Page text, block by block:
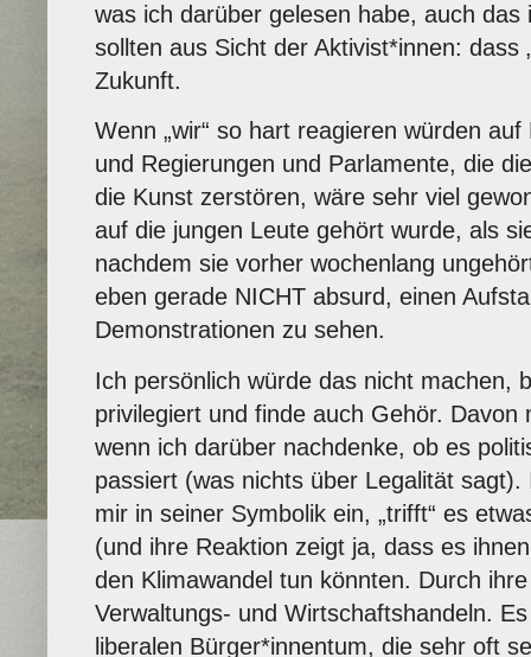
was ich darüber gelesen habe, auch
sollten aus Sicht der Aktivist*innen: dass
Zukunft.
Wenn „wir“ so hart reagieren würden
und Regierungen und Parlamente, die
die Kunst zerstören, wäre sehr viel
auf die jungen Leute gehört wurde, als
nachdem sie vorher wochenlang
eben gerade NICHT absurd, einen
Demonstrationen zu sehen.
Ich persönlich würde das nicht machen,
privilegiert und finde auch Gehör.
wenn ich darüber nachdenke, ob es
passiert (was nichts über Legalität
mir in seiner Symbolik ein, „trifft“ es
(und ihre Reaktion zeigt ja, dass es
den Klimawandel tun könnten. Durch
Verwaltungs- und Wirtschaftshandeln.
liberalen Bürger*innentum, die sehr oft